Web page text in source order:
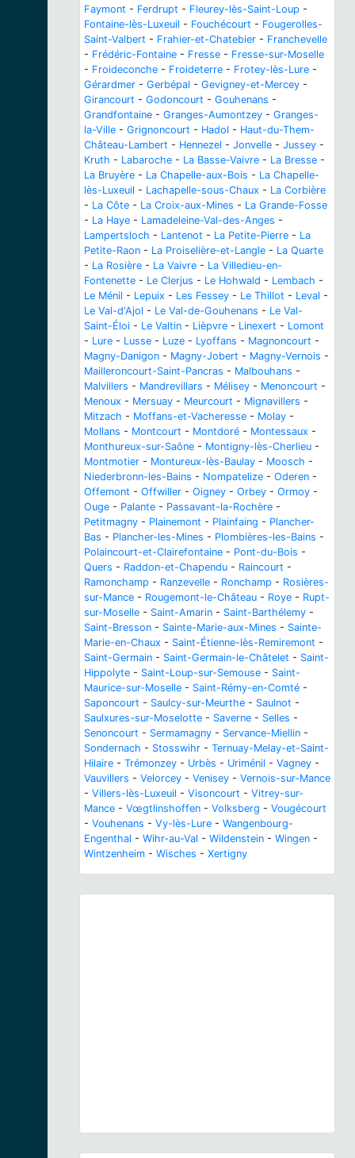
Faymont - Ferdrupt - Fleurey-lès-Saint-Loup -
Fontaine-lès-Luxeuil - Fouchécourt - Fougerolles-
Saint-Valbert - Frahier-et-Chatebier - Franchevelle
- Frédéric-Fontaine - Fresse - Fresse-sur-Moselle
- Froideconche - Froideterre - Frotey-lès-Lure -
Gérardmer - Gerbépal - Gevigney-et-Mercey -
Girancourt - Godoncourt - Gouhenans -
Grandfontaine - Granges-Aumontzey - Granges-
la-Ville - Grignoncourt - Hadol - Haut-du-Them-
Château-Lambert - Hennezel - Jonvelle - Jussey -
Kruth - Labaroche - La Basse-Vaivre - La Bresse -
La Bruyère - La Chapelle-aux-Bois - La Chapelle-
lès-Luxeuil - Lachapelle-sous-Chaux - La Corbière
- La Côte - La Croix-aux-Mines - La Grande-Fosse
- La Haye - Lamadeleine-Val-des-Anges -
Lampertsloch - Lantenot - La Petite-Pierre - La
Petite-Raon - La Proiselière-et-Langle - La Quarte
- La Rosière - La Vaivre - La Villedieu-en-
Fontenette - Le Clerjus - Le Hohwald - Lembach -
Le Ménil - Lepuix - Les Fessey - Le Thillot - Leval -
Le Val-d'Ajol - Le Val-de-Gouhenans - Le Val-
Saint-Éloi - Le Valtin - Lièpvre - Linexert - Lomont
- Lure - Lusse - Luze - Lyoffans - Magnoncourt -
Magny-Danigon - Magny-Jobert - Magny-Vernois -
Mailleroncourt-Saint-Pancras - Malbouhans -
Malvillers - Mandrevillars - Mélisey - Menoncourt -
Menoux - Mersuay - Meurcourt - Mignavillers -
Mitzach - Moffans-et-Vacheresse - Molay -
Mollans - Montcourt - Montdoré - Montessaux -
Monthureux-sur-Saône - Montigny-lès-Cherlieu -
Montmotier - Montureux-lès-Baulay - Moosch -
Niederbronn-les-Bains - Nompatelize - Oderen -
Offemont - Offwiller - Oigney - Orbey - Ormoy -
Ouge - Palante - Passavant-la-Rochère -
Petitmagny - Plainemont - Plainfaing - Plancher-
Bas - Plancher-les-Mines - Plombières-les-Bains -
Polaincourt-et-Clairefontaine - Pont-du-Bois -
Quers - Raddon-et-Chapendu - Raincourt -
Ramonchamp - Ranzevelle - Ronchamp - Rosières-
sur-Mance - Rougemont-le-Château - Roye - Rupt-
sur-Moselle - Saint-Amarin - Saint-Barthélemy -
Saint-Bresson - Sainte-Marie-aux-Mines - Sainte-
Marie-en-Chaux - Saint-Étienne-lès-Remiremont -
Saint-Germain - Saint-Germain-le-Châtelet - Saint-
Hippolyte - Saint-Loup-sur-Semouse - Saint-
Maurice-sur-Moselle - Saint-Rémy-en-Comté -
Saponcourt - Saulcy-sur-Meurthe - Saulnot -
Saulxures-sur-Moselotte - Saverne - Selles -
Senoncourt - Sermamagny - Servance-Miellin -
Sondernach - Stosswihr - Ternuay-Melay-et-Saint-
Hilaire - Trémonzey - Urbès - Uriménil - Vagney -
Vauvillers - Velorcey - Venisey - Vernois-sur-Mance
- Villers-lès-Luxeuil - Visoncourt - Vitrey-sur-
Mance - Vœgtlinshoffen - Volksberg - Vougécourt
- Vouhenans - Vy-lès-Lure - Wangenbourg-
Engenthal - Wihr-au-Val - Wildenstein - Wingen -
Wintzenheim - Wisches - Xertigny